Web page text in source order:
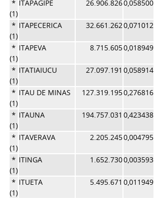
*
(1)
ITAPAGIPE 26.906.8260,058500
*
(1)
ITAPECERICA 32.661.2620,071012
*
(1)
ITAPEVA 8.715.6050,018949
*
(1)
ITATIAIUCU 27.097.191 0,058914
*
(1)
ITAU DE MINAS 127.319.1950,276816
*
(1)
ITAUNA 194.757.031 0,423438
*
(1)
ITAVERAVA 2.205.2450,004795
*
(1)
ITINGA 1.652.7300,003593
*
(1)
ITUETA 5.495.671 0,011949